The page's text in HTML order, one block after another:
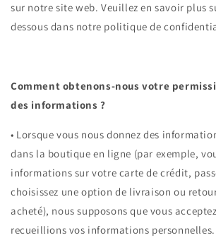
sur notre site web. Veuillez en savoir plus
dessous dans notre politique de
Comment obtenons-nous votre
des informations ?
• Lorsque vous nous donnez des
dans la boutique en ligne (par exemple,
informations sur votre carte de crédit,
choisissez une option de livraison ou
acheté), nous supposons que vous
recueillions vos informations personnelles.